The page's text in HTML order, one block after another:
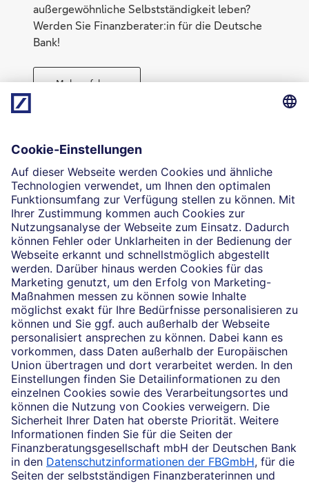
Direktabschluss möglich
Geld anlegen
Ruhestand planen
außergewöhnliche Selbstständigkeit leben?
Werden Sie Finanzberater:in für die Deutsche
Bank!
Mehr erfahren
Die selbstständigen Finanzberater:innen beraten in
Finanzgeschäften, die sie für die Deutsche Bank AG
vermitteln dürfen. Das Einverständnis zu den dabei
vermittelten Verträgen sowie in diesem
Zusammenhang erforderliche Erklärungen werden
stets rechtsverbindlich nur durch die Deutsche Bank
AG oder durch die mit ihr kooperierenden
Produktpartner gegeben.
Impressum
Rechtliche Hinweise
Datenschutz
Barrierefreiheit
Cookie-Einstellungen